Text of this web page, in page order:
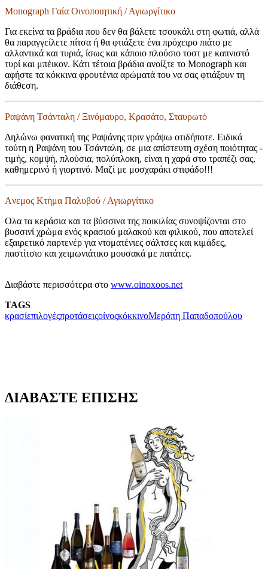
Monograph Γαία Οινοποιητική / Αγιωργίτικο
Για εκείνα τα βράδια που δεν θα βάλετε τσουκάλι στη φωτιά, αλλά
θα παραγγείλετε πίτσα ή θα φτιάξετε ένα πρόχειρο πιάτο με
αλλαντικά και τυριά, ίσως και κάποιο πλούσιο τοστ με καπνιστό
τυρί και μπέικον. Κάτι τέτοια βράδια ανοίξτε το Μonograph και
αφήστε τα κόκκινα φρουτένια αρώματά του να σας φτιάξουν τη
διάθεση.
Ραψάνη Τσάνταλη / Ξινόμαυρο, Κρασάτο, Σταυρωτό
Δηλώνω φανατική της Ραψάνης πριν γράψω οτιδήποτε. Ειδικά
τούτη η Ραψάνη του Τσάνταλη, σε μια απίστευτη σχέση ποιότητας -
τιμής, κομψή, πλούσια, πολύπλοκη, είναι η χαρά στο τραπέζι σας,
καθημερινό ή γιορτινό. Μαζί με μοσχαράκι στιφάδο!!!
Aνεμος Κτήμα Παλυβού / Αγιωργίτικο
Ολα τα κεράσια και τα βύσσινα της ποικιλίας συνοψίζονται στο
βυσσινί χρώμα ενός κρασιού μαλακού και φιλικού, που αποτελεί
εξαιρετικό παρτενέρ για ντοματένιες σάλτσες και κιμάδες,
παστίτσιο και χειμωνιάτικο μουσακά με πατάτες.
Διαβάστε περισσότερα στο www.oinoxoos.net
TAGS
κρασίεπιλογέςπροτάσειςοίνοςκόκκινοΜερόπη Παπαδοπούλου
ΔΙΑΒΑΣΤΕ ΕΠΙΣΗΣ